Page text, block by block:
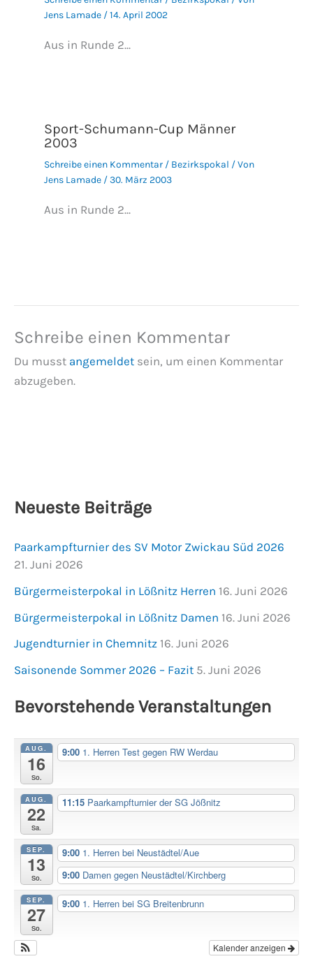
Jens Lamade /14. April 2002
Aus in Runde 2...
Sport-Schumann-Cup Männer
2003
Schreibe einen Kommentar / Bezirkspokal / Von
Jens Lamade /30. März 2003
Aus in Runde 2...
Schreibe einen Kommentar
Du musst angemeldet sein, um einen Kommentar
abzugeben.
Neueste Beiträge
Paarkampfturnier des SV Motor Zwickau Süd 2026
21. Juni 2026
Bürgermeisterpokal in Lößnitz Herren 16. Juni 2026
Bürgermeisterpokal in Lößnitz Damen 16. Juni 2026
Jugendturnier in Chemnitz 16. Juni 2026
Saisonende Sommer 2026 – Fazit 5. Juni 2026
Bevorstehende Veranstaltungen
AUG.
16
So.
9:00 1. Herren Test gegen RW Werdau
AUG.
22
Sa.
11:15 Paarkampfturnier der SG Jößnitz
SEP.
13
So.
9:00 1. Herren bei Neustädtel/Aue
9:00 Damen gegen Neustädtel/Kirchberg
SEP.
27
So.
9:00 1. Herren bei SG Breitenbrunn
Kalender anzeigen